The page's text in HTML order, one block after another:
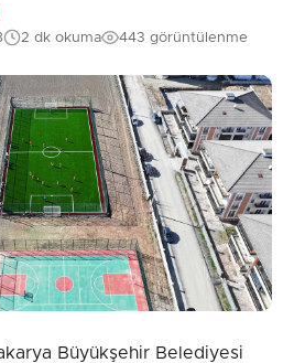
Sorusu:
7 + 6 = ?
Gönder
2 dk okuma 443 görüntülenme
Büyükşehir Belediyesi